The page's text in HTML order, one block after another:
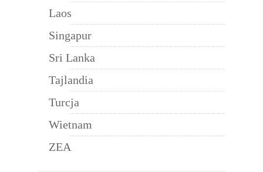
Laos
Singapur
Sri Lanka
Tajlandia
Turcja
Wietnam
ZEA